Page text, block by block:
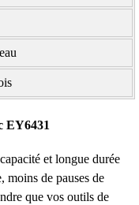
EY6431
et longue durée
moins de pauses de
que vos outils de